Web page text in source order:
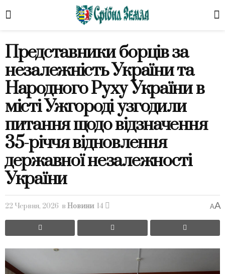
Представники борців за
незалежність України та
Народного Руху України в
місті Ужгороді узгодили
питання щодо відзначення
35-річчя відновлення
державної незалежності
України
22 Червня, 2026 в Новини 14 AA